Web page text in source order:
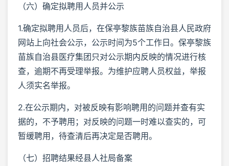
（六）确定拟聘用人员并公示
1.确定拟聘用人员后，在保亭黎族苗族自治县人民政府
网站上向社会公示，公示时间为5个工作日。保亭黎族
苗族自治县医疗集团只对公示期内反映的情况进行核
查，逾期不再受理举报。为维护应聘人员权益，举报
人须实名举报。
2.在公示期内，对被反映有影响聘用的问题并查有实
据的，不予聘用；对反映的问题一时难以查实的，可
暂缓聘用，待查清后再决定是否聘用。
（七）招聘结果经县人社局备案